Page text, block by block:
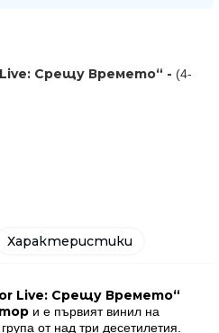
Срещу Времето“ - (4-
Характеристики
Live: Срещу Времето“
и е първият винил на
от над три десетилетия.